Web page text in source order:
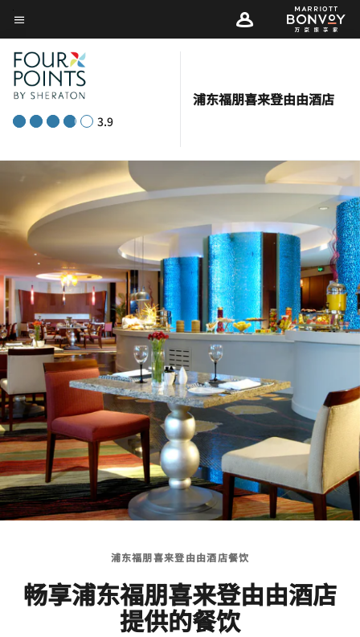
Skip
to
main
content
菜单文本
3.9
浦东福朋喜来登由由酒店
浦东福朋喜来登由由酒店餐饮
畅享浦东福朋喜来登由由酒店
提供的餐饮